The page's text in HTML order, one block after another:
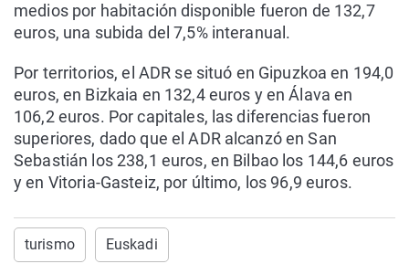
medios por habitación disponible fueron de 132,7
euros, una subida del 7,5% interanual.
Por territorios, el ADR se situó en Gipuzkoa en 194,0
euros, en Bizkaia en 132,4 euros y en Álava en
106,2 euros. Por capitales, las diferencias fueron
superiores, dado que el ADR alcanzó en San
Sebastián los 238,1 euros, en Bilbao los 144,6 euros
y en Vitoria-Gasteiz, por último, los 96,9 euros.
turismo Euskadi